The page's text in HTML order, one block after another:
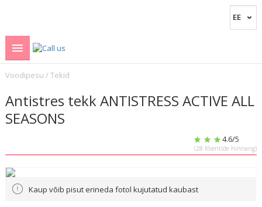
Voodipesu /Tekid
Antistres tekk ANTISTRESS ACTIVE ALL
SEASONS
4.6/5
(28 Klientide hinnang)
Kaup võib pisut erineda fotol kujutatud kaubast